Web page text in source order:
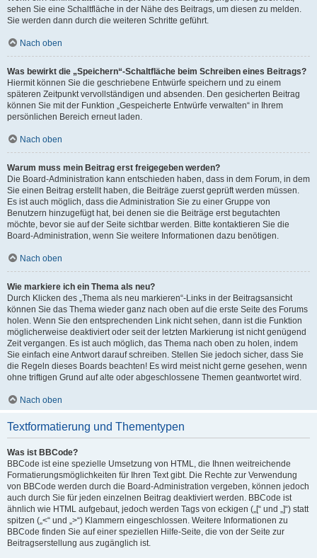
sehen Sie eine Schaltfläche in der Nähe des Beitrags, um diesen zu melden.
Sie werden dann durch die weiteren Schritte geführt.
Nach oben
Was bewirkt die „Speichern“-Schaltfläche beim Schreiben eines Beitrags?
Hiermit können Sie die geschriebene Entwürfe speichern und zu einem
späteren Zeitpunkt vervollständigen und absenden. Den gesicherten Beitrag
können Sie mit der Funktion „Gespeicherte Entwürfe verwalten“ in Ihrem
persönlichen Bereich erneut laden.
Nach oben
Warum muss mein Beitrag erst freigegeben werden?
Die Board-Administration kann entschieden haben, dass in dem Forum, in dem
Sie einen Beitrag erstellt haben, die Beiträge zuerst geprüft werden müssen.
Es ist auch möglich, dass die Administration Sie zu einer Gruppe von
Benutzern hinzugefügt hat, bei denen sie die Beiträge erst begutachten
möchte, bevor sie auf der Seite sichtbar werden. Bitte kontaktieren Sie die
Board-Administration, wenn Sie weitere Informationen dazu benötigen.
Nach oben
Wie markiere ich ein Thema als neu?
Durch Klicken des „Thema als neu markieren“-Links in der Beitragsansicht
können Sie das Thema wieder ganz nach oben auf die erste Seite des Forums
holen. Wenn Sie den entsprechenden Link nicht sehen, dann ist die Funktion
möglicherweise deaktiviert oder seit der letzten Markierung ist nicht genügend
Zeit vergangen. Es ist auch möglich, das Thema nach oben zu holen, indem
Sie einfach eine Antwort darauf schreiben. Stellen Sie jedoch sicher, dass Sie
die Regeln dieses Boards beachten! Es wird meist nicht gerne gesehen, wenn
ohne triftigen Grund auf alte oder abgeschlossene Themen geantwortet wird.
Nach oben
Textformatierung und Thementypen
Was ist BBCode?
BBCode ist eine spezielle Umsetzung von HTML, die Ihnen weitreichende
Formatierungsmöglichkeiten für Ihren Text gibt. Die Rechte zur Verwendung
von BBCode werden durch die Board-Administration vergeben, können jedoch
auch durch Sie für jeden einzelnen Beitrag deaktiviert werden. BBCode ist
ähnlich wie HTML aufgebaut, jedoch werden Tags von eckigen („[“ und „]“) statt
spitzen („<“ und „>“) Klammern eingeschlossen. Weitere Informationen zu
BBCode finden Sie auf einer speziellen Hilfe-Seite, die von der Seite zur
Beitragserstellung aus zugänglich ist.